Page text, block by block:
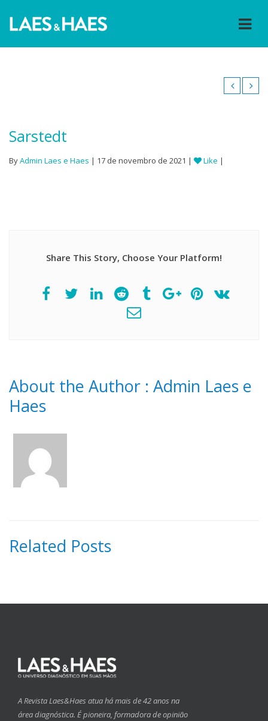
Sarstedt
ByAdmin Laes e Haes | 17 de novembro de 2021 | Like |
Share This Story, Choose Your Platform!
About the Author : Admin Laes e
Haes
Related Posts
A Revista Laes&Haes atua há mais de 42 anos na
área diagnóstica. É pioneira, formadora de opinião